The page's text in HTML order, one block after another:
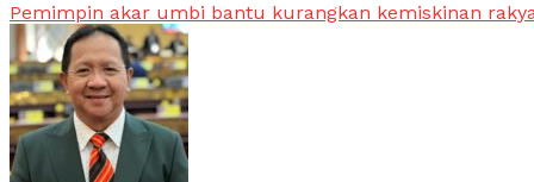
Pemimpin akar umbi bantu kurangkan kemiskinan